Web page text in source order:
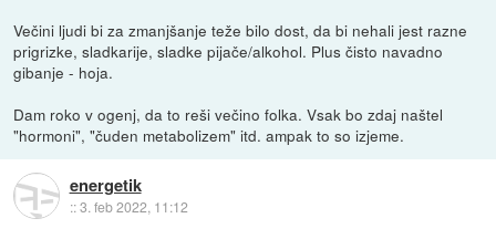
Večini ljudi bi za zmanjšanje teže bilo dost, da bi nehali jest razne
prigrizke, sladkarije, sladke pijače/alkohol. Plus čisto navadno
gibanje - hoja.
Dam roko v ogenj, da to reši večino folka. Vsak bo zdaj naštel
"hormoni", "čuden metabolizem" itd. ampak to so izjeme.
energetik
::3. feb 2022, 11:12